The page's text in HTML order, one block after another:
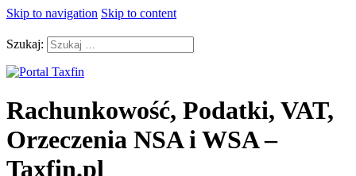
Skip to navigation Skip to content
Szukaj:
Rachunkowość, Podatki, VAT,
Orzeczenia NSA i WSA –
Taxfin.pl